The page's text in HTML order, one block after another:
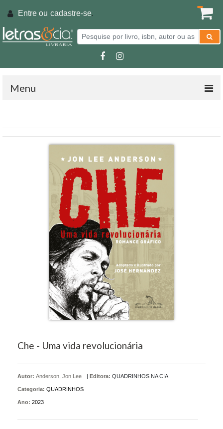
Entre ou cadastre-se.
Menu
Che - Uma vida revolucionária
Autor: Anderson, Jon Lee | Editora: QUADRINHOS NA CIA
Categoria: QUADRINHOS
Ano: 2023